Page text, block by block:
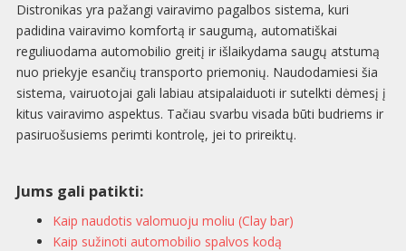
Distronikas yra pažangi vairavimo pagalbos sistema, kuri
padidina vairavimo komfortą ir saugumą, automatiškai
reguliuodama automobilio greitį ir išlaikydama saugų atstumą
nuo priekyje esančių transporto priemonių. Naudodamiesi šia
sistema, vairuotojai gali labiau atsipalaiduoti ir sutelkti dėmesį į
kitus vairavimo aspektus. Tačiau svarbu visada būti budriems ir
pasiruošusiems perimti kontrolę, jei to prireiktų.
Jums gali patikti:
Kaip naudotis valomuoju moliu (Clay bar)
Kaip sužinoti automobilio spalvos kodą